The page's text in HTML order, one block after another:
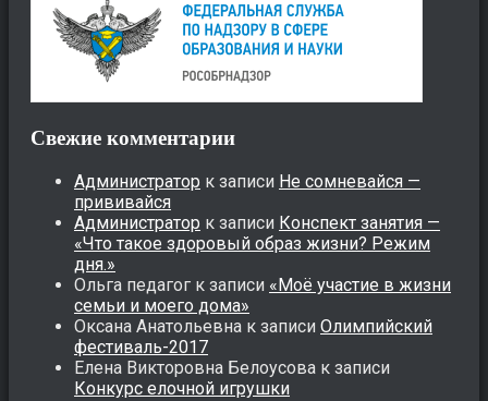
Свежие комментарии
Администратор к записи Не сомневайся —
прививайся
Администратор к записи Конспект занятия —
«Что такое здоровый образ жизни? Режим
дня.»
Ольга педагог к записи «Моё участие в жизни
семьи и моего дома»
Оксана Анатольевна к записи Олимпийский
фестиваль-2017
Елена Викторовна Белоусова к записи
Конкурс елочной игрушки